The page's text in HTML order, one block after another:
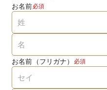
お名前必須
お名前（フリガナ） 必須